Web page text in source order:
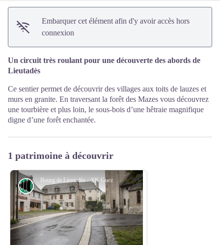
Embarquer cet élément afin d'y avoir accès hors
connexion
Un circuit très roulant pour une découverte des abords de
Lieutadès
Ce sentier permet de découvrir des villages aux toits de lauzes et
murs en granite. En traversant la forêt des Mazes vous découvrez
une tourbière et plus loin, le sous-bois d’une hêtraie magnifique
digne d’une forêt enchantée.
1 patrimoine à découvrir
Bourg de Lieutadès - ®K Guez
Point de vue